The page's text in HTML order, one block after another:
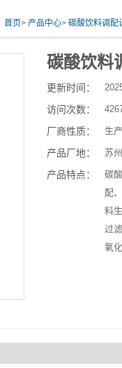
首页> 产品中心> 碳酸饮料调配
碳酸饮料
更新时间：
访问次数：
厂商性质： 生
产品厂地： 苏
产品特点：
碳
配
料
过
氧